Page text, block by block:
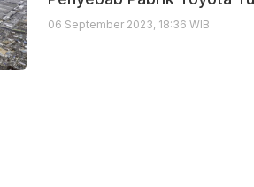
06 September 2023, 18:36 WIB